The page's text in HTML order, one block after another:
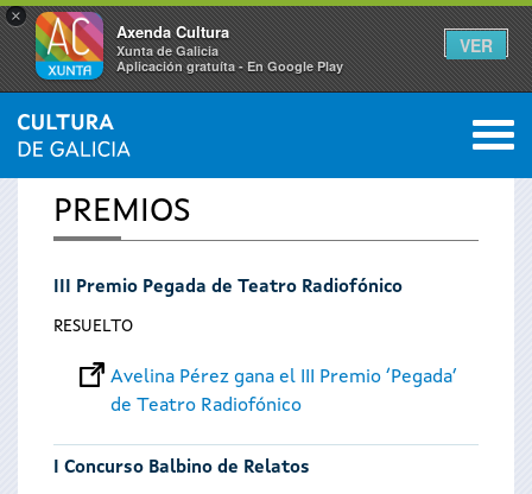
×
Axenda Cultura
Xunta de Galicia
Aplicación gratuíta - En Google Play
VER
Se
encuentra
usted
INICIO 0
PREMIOS
III Premio Pegada de Teatro Radiofónico
RESUELTO
Avelina Pérez gana el III Premio ‘Pegada’
de Teatro Radiofónico
I Concurso Balbino de Relatos